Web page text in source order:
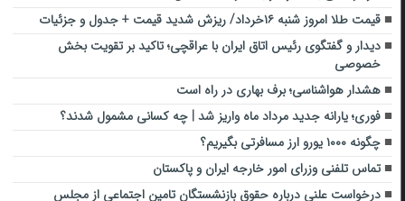
قیمت طلا امروز شنبه ۱۶خرداد/ ریزش شدید قیمت + جدول و جزئیات
دیدار و گفتگوی رئیس اتاق ایران با عراقچی؛ تاکید بر تقویت بخش
خصوصی
هشدار هواشناسی؛ برف بهاری در راه است
فوری؛ یارانه جدید مرداد ماه واریز شد | چه کسانی مشمول شدند؟
چگونه ۱۰۰۰ یورو ارز مسافرتی بگیریم؟
تماس تلفنی وزرای امور خارجه ایران و پاکستان
درخواست علنی درباره حقوق بازنشستگان تامین اجتماعی از مجلس